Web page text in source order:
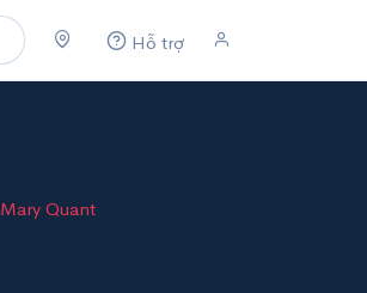
Hỗ trợ
Mary Quant